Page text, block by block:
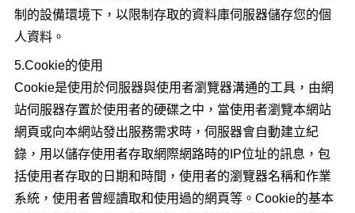
制的設備環境下，以限制存取的資料庫伺服器儲存您的個
人資料。
5.Cookie的使用
Cookie是使用於伺服器與使用者瀏覽器溝通的工具，由網
站伺服器存置於使用者的硬碟之中，當使用者瀏覽本網站
網頁或向本網站發出服務需求時，伺服器會自動建立紀
錄，用以儲存使用者存取網際網路時的IP位址的訊息，包
括使用者存取的日期和時間，使用者的瀏覽器名稱和作業
系統，使用者曾經讀取和使用過的網頁等。Cookie的基本